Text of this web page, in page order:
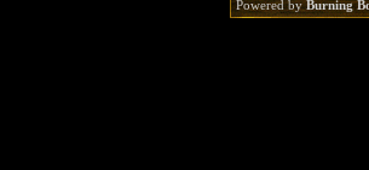
Powered byBurning